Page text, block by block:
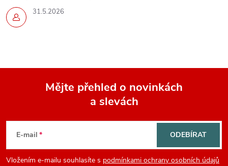
31.5.2026
Mějte přehled o novinkách
a slevách
E-mail
Vložením e-mailu souhlasíte s podmínkami ochrany osobních údajů
ODEBÍRAT